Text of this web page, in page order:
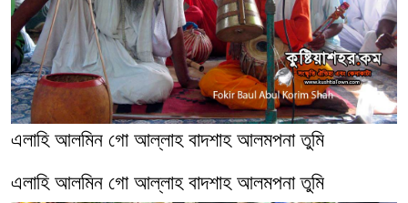
এলাহি আলমিন গো আল্লাহ বাদশাহ আলমপনা তুমি
এলাহি আলমিন গো আল্লাহ বাদশাহ আলমপনা তুমি